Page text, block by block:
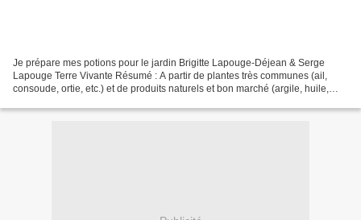
Je prépare mes potions pour le jardin Brigitte Lapouge-Déjean & Serge
Lapouge Terre Vivante Résumé : A partir de plantes très communes (ail,
consoude, ortie, etc.) et de produits naturels et bon marché (argile, huile,